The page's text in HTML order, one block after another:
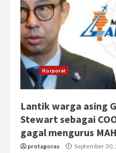
Korporat
Lantik warga asing
Stewart sebagai
gagal mengurus
protagoras September 30,